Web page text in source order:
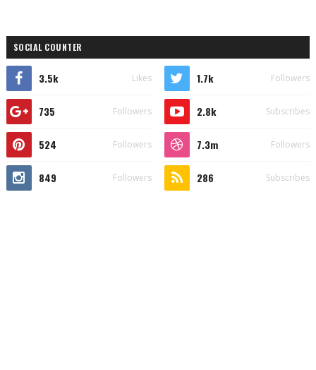
SOCIAL COUNTER
3.5k Likes 1.7k Followers
735 Followers 2.8k Subscribes
524 Followers 7.3m Followers
849 Followers 286 Subscribes